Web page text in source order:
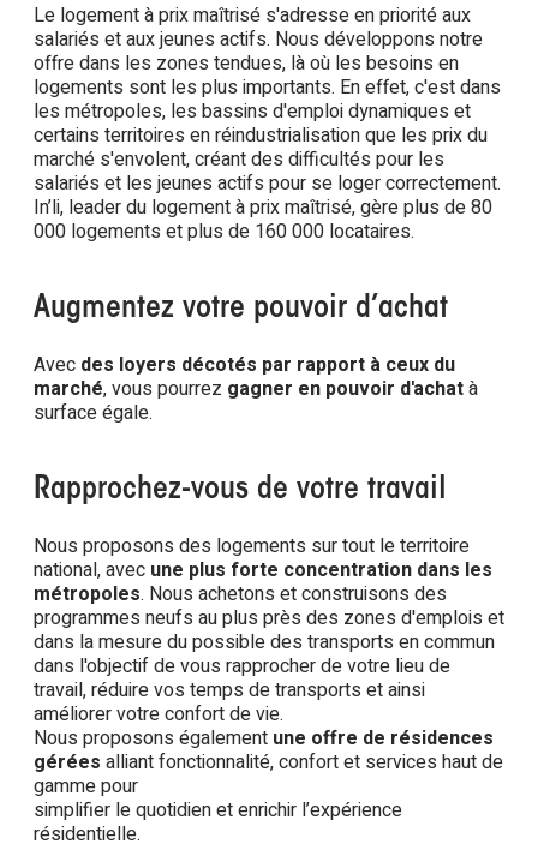
Le logement à prix maîtrisé s'adresse en priorité aux
salariés et aux jeunes actifs. Nous développons notre
offre dans les zones tendues, là où les besoins en
logements sont les plus importants. En effet, c'est dans
les métropoles, les bassins d'emploi dynamiques et
certains territoires en réindustrialisation que les prix du
marché s'envolent, créant des difficultés pour les
salariés et les jeunes actifs pour se loger correctement.
In’li, leader du logement à prix maîtrisé, gère plus de 80
000 logements et plus de 160 000 locataires.
Augmentez votre pouvoir d’achat
Avec des loyers décotés par rapport à ceux du
marché, vous pourrez gagner en pouvoir d'achatà
surface égale.
Rapprochez-vous de votre travail
Nous proposons des logements sur tout le territoire
national, avec une plus forte concentration dans les
métropoles. Nous achetons et construisons des
programmes neufs au plus près des zones d'emplois et
dans la mesure du possible des transports en commun
dans l'objectif de vous rapprocher de votre lieu de
travail, réduire vos temps de transports et ainsi
améliorer votre confort de vie.
Nous proposons également une offre de résidences
gérées alliant fonctionnalité, confort et services haut de
gamme pour
simplifier le quotidien et enrichir l’expérience
résidentielle.